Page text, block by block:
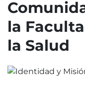
la
la Salud